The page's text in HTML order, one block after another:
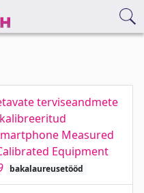
terviseandmete
Measured
Equipment
bakalaureusetööd